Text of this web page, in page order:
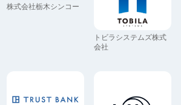
株式会社栃木シンコー
トビラシステムズ株式
会社